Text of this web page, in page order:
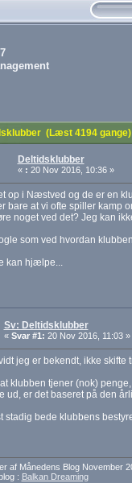
(Læst 4194 gange)
Deltidsklubber
« : 20 Nov 2016, 10:36 »
op i Næstved og de er en
bare at vi ofte spiller kamp
noget ved det? Jeg kan
som ved hvordan
kan hjælpe...
Sv: Deltidsklubber
« Svar #1: 20 Nov 2016, 11:03 »
jeg er bekendt, ikke
klubben tjener (nok)
ud, er det baseret på den
stadig bede klubbens
af Månedens Blog November
: Balkan Dreaming